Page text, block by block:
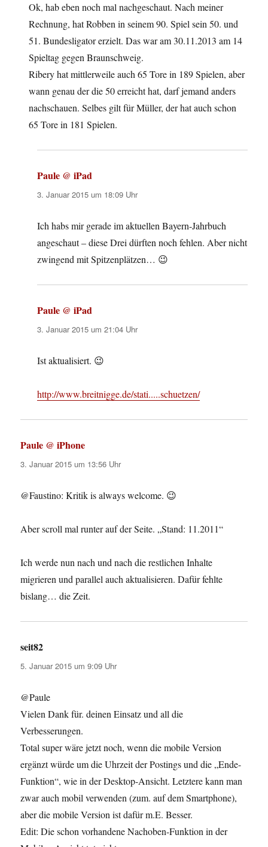
Ok, hab eben noch mal nachgeschaut. Nach meiner
Rechnung, hat Robben in seinem 90. Spiel sein 50. und
51. Bundesligator erzielt. Das war am 30.11.2013 am 14
Spieltag gegen Braunschweig.
Ribery hat mittlerweile auch 65 Tore in 189 Spielen, aber
wann genau der die 50 erreicht hat, darf jemand anders
nachschauen. Selbes gilt für Müller, der hat auch schon
65 Tore in 181 Spielen.
Paule @ iPad
3. Januar 2015 um 18:09 Uhr
Ich habs mir gerade im aktuellen Bayern-Jahrbuch
angeschaut – diese Drei dürften noch fehlen. Aber nicht
zwingend mit Spitzenplätzen… 😉
Paule @ iPad
3. Januar 2015 um 21:04 Uhr
Ist aktualisiert. 😉
http://www.breitnigge.de/stati.....schuetzen/
Paule @ iPhone
3. Januar 2015 um 13:56 Uhr
@Faustino: Kritik is always welcome. 😉
Aber scroll mal runter auf der Seite. „Stand: 11.2011“
Ich werde nun nach und nach die restlichen Inhalte
migrieren und parallel auch aktualisieren. Dafür fehlte
bislang… die Zeit.
seit82
5. Januar 2015 um 9:09 Uhr
@Paule
Vielen Dank für. deinen Einsatz und all die
Verbesserungen.
Total super wäre jetzt noch, wenn die mobile Version
ergänzt würde um die Uhrzeit der Postings und die „Ende-
Funktion“, wie in der Desktop-Ansicht. Letztere kann man
zwar auch mobil verwenden (zum. auf dem Smartphone),
aber die mobile Version ist dafür m.E. Besser.
Edit: Die schon vorhandene Nachoben-Funktion in der